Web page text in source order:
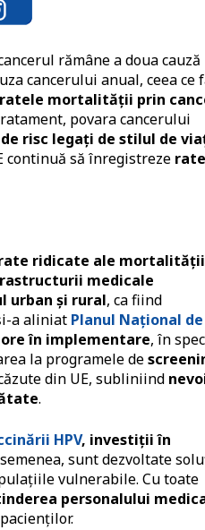
rămâne a doua cauză
cancerului anual, ceea ce
ratele mortalității prin
povara cancerului
risc legați de stilul de
continuă să înregistreze
ridicate ale
medicale
urban și rural, ca fiind
a aliniat Planul Național de
în implementare, în
la programele de
din UE, subliniind
.
HPV, investiții în
sunt dezvoltate
vulnerabile. Cu toate
personalului